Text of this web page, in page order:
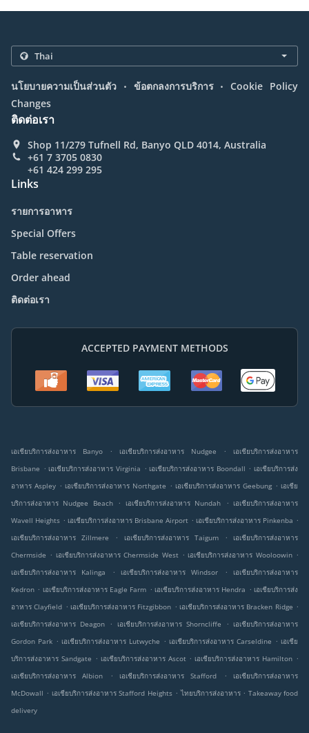
นโยบายความเป็นส่วนตัว . ข้อตกลงการบริการ . Cookie Policy
Changes
ติดต่อเรา
Shop 11/279 Tufnell Rd, Banyo QLD 4014, Australia
+61 7 3705 0830
+61 424 299 295
Links
รายการอาหาร
Special Offers
Table reservation
Order ahead
ติดต่อเรา
ACCEPTED PAYMENT METHODS
เอเชียบริการส่งอาหาร Banyo . เอเชียบริการส่งอาหาร Nudgee .
เอเชียบริการส่งอาหาร
Brisbane . เอเชียบริการส่งอาหาร Virginia . เอเชียบริการส่งอาหาร Boondall . เอเชียบริการส่ง
อาหาร Aspley . เอเชียบริการส่งอาหาร Northgate . เอเชียบริการส่งอาหาร Geebung . เอเชีย
บริการส่งอาหาร Nudgee Beach
. เอเชียบริการส่งอาหาร Nundah . เอเชียบริการส่งอาหาร
Wavell Heights . เอเชียบริการส่งอาหาร Brisbane Airport . เอเชียบริการส่งอาหาร Pinkenba .
เอเชียบริการส่งอาหาร Zillmere
. เอเชียบริการส่งอาหาร Taigum .
เอเชียบริการส่งอาหาร
Chermside . เอเชียบริการส่งอาหาร Chermside West . เอเชียบริการส่งอาหาร Wooloowin .
เอเชียบริการส่งอาหาร Kalinga
. เอเชียบริการส่งอาหาร Windsor .
เอเชียบริการส่งอาหาร
Kedron . เอเชียบริการส่งอาหาร Eagle Farm . เอเชียบริการส่งอาหาร Hendra . เอเชียบริการส่ง
อาหาร Clayfield . เอเชียบริการส่งอาหาร Fitzgibbon . เอเชียบริการส่งอาหาร Bracken Ridge .
เอเชียบริการส่งอาหาร Deagon
. เอเชียบริการส่งอาหาร Shorncliffe . เอเชียบริการส่งอาหาร
Gordon Park . เอเชียบริการส่งอาหาร Lutwyche . เอเชียบริการส่งอาหาร Carseldine . เอเชีย
บริการส่งอาหาร Sandgate . เอเชียบริการส่งอาหาร Ascot . เอเชียบริการส่งอาหาร Hamilton .
เอเชียบริการส่งอาหาร Albion
. เอเชียบริการส่งอาหาร Stafford .
เอเชียบริการส่งอาหาร
McDowall . เอเชียบริการส่งอาหาร Stafford Heights . ไทยบริการส่งอาหาร . Takeaway food
delivery